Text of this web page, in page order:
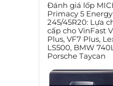
Đánh giá lốp
Primacy 5 Energy
245/45R20: Lựa
cấp cho VinFast
Plus, VF7 Plus,
LS500, BMW
Porsche Taycan